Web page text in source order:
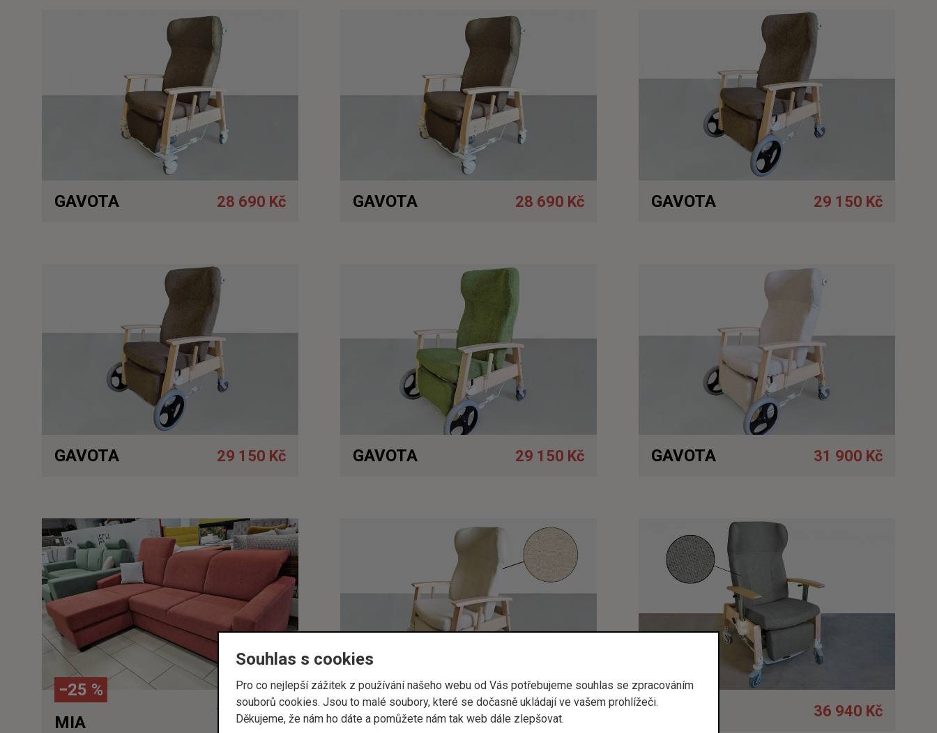
GAVOTA 28 690 Kč GAVOTA 28 690 Kč GAVOTA 29 150 Kč
GAVOTA 29 150 Kč GAVOTA 29 150 Kč GAVOTA 31 900 Kč
MIA
80 950 Kč
60 490 Kč
−25 %
Detail
GAVOTA 33 270 Kč GAVOTA 36 940 Kč
Souhlas s cookies
Pro co nejlepší zážitek z používání našeho webu od Vás potřebujeme souhlas se zpracováním
souborů cookies. Jsou to malé soubory, které se dočasně ukládají ve vašem prohlížeči.
Děkujeme, že nám ho dáte a pomůžete nám tak web dále zlepšovat.